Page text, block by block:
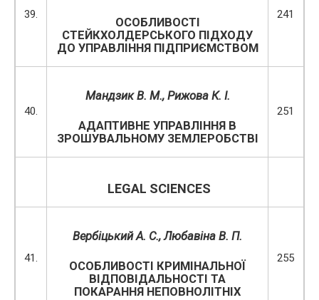
39.
ОСОБЛИВОСТІ
СТЕЙКХОЛДЕРСЬКОГО ПІДХОДУ
ДО УПРАВЛІННЯ ПІДПРИЄМСТВОМ
241
40.
Мандзик В. М., Рижова К. І.
АДАПТИВНЕ УПРАВЛІННЯ В
ЗРОШУВАЛЬНОМУ ЗЕМЛЕРОБСТВІ
251
LEGAL SCIENCES
41.
Вербіцький А. С., Любавіна В. П.
ОСОБЛИВОСТІ КРИМІНАЛЬНОЇ
ВІДПОВІДАЛЬНОСТІ ТА
ПОКАРАННЯ НЕПОВНОЛІТНІХ
255